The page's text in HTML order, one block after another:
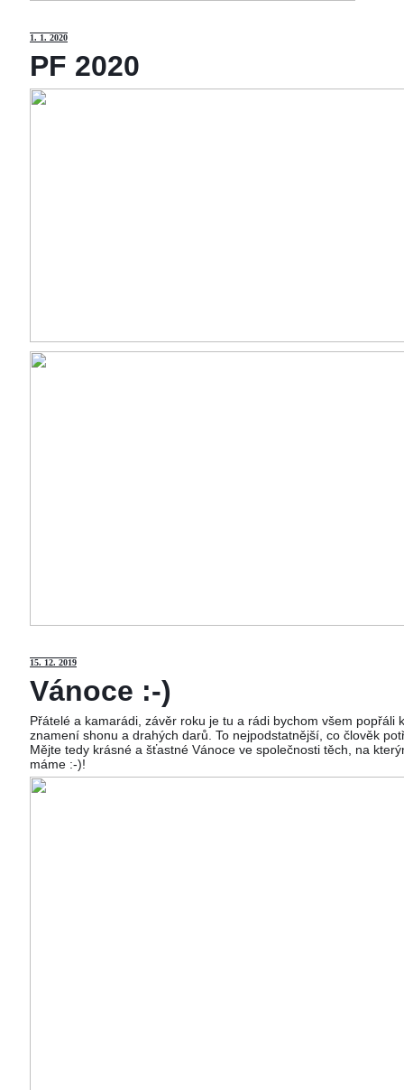
1. 1. 2020
PF 2020
15. 12. 2019
Vánoce :-)
Přátelé a kamarádi, závěr roku je tu a rádi bychom všem
znamení shonu a drahých darů. To nejpodstatnější, co člověk
Mějte tedy krásné a šťastné Vánoce ve společnosti těch, na
máme :-)!